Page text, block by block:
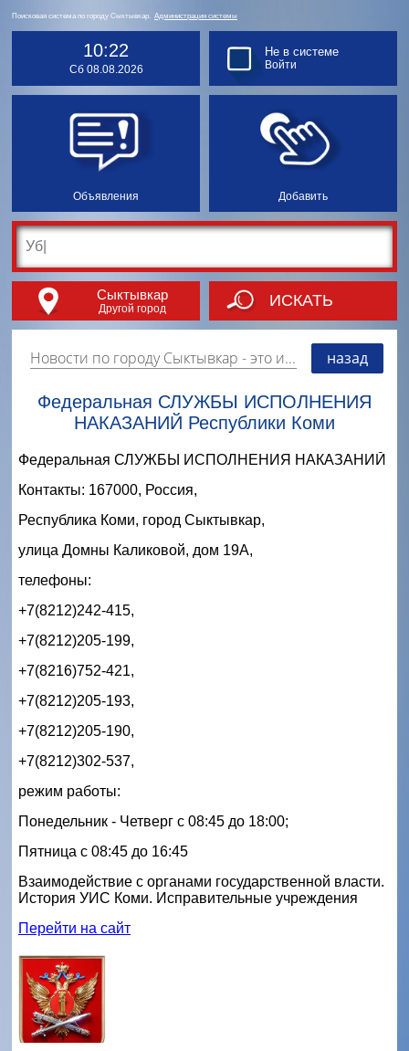
Поисковая система по городу Сыктывкар. Администрация системы
10:22
Сб 08.08.2026
Объявления Добавить
Не в системе
Войти
Сыктывкар
Другой город ИСКАТЬ
Новости по городу Сыктывкар - это информация о событиях, мероприятиях и торгово-коммерческой деятельности города. Страницу наполняют платные и бесплатные объявления, имеющие функцию "поднятия вверх списка". назад
Федеральная СЛУЖБЫ ИСПОЛНЕНИЯ
НАКАЗАНИЙ Республики Коми
Федеральная СЛУЖБЫ ИСПОЛНЕНИЯ НАКАЗАНИЙ
Контакты: 167000, Россия,
Республика Коми, город Сыктывкар,
улица Домны Каликовой, дом 19А,
телефоны:
+7(8212)242-415,
+7(8212)205-199,
+7(8216)752-421,
+7(8212)205-193,
+7(8212)205-190,
+7(8212)302-537,
режим работы:
Понедельник - Четверг с 08:45 до 18:00;
Пятница с 08:45 до 16:45
Взаимодействие с органами государственной власти.
История УИС Коми. Исправительные учреждения
Перейти на сайт